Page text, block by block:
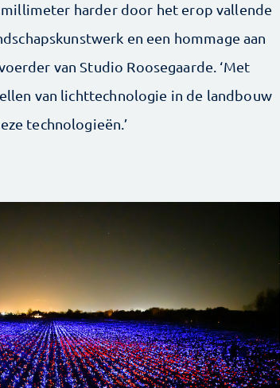
harder door het erop vallende
en een hommage aan
van Studio Roosegaarde. ‘Met
van lichttechnologie in de landbouw
technologieën.’